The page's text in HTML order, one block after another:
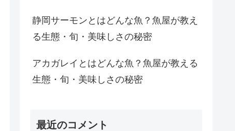
静岡サーモンとはどんな魚？魚屋が教え
る生態・旬・美味しさの秘密
アカガレイとはどんな魚？魚屋が教える
生態・旬・美味しさの秘密
最近のコメント